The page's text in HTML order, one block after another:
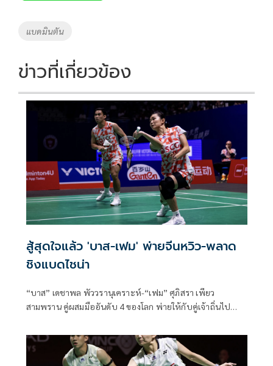
b
o
k
er y
k
Tags
แบดมินตัน
ข่าวที่เกี่ยวข้อง
สู้สุดใจแล้ว 'บาส-เฟม' พ่ายจีนหวิว-พลาด
ชิงแบดไชน่า
“บาส” เดชาพล พัววรานุเคราะห์-“เฟม” ศุภิสรา เพียว
สามพราน คู่ผสมมืออันดับ 4 ของโลก พ่ายให้กับคู่เจ้าถิ่นไป
น่า โอ